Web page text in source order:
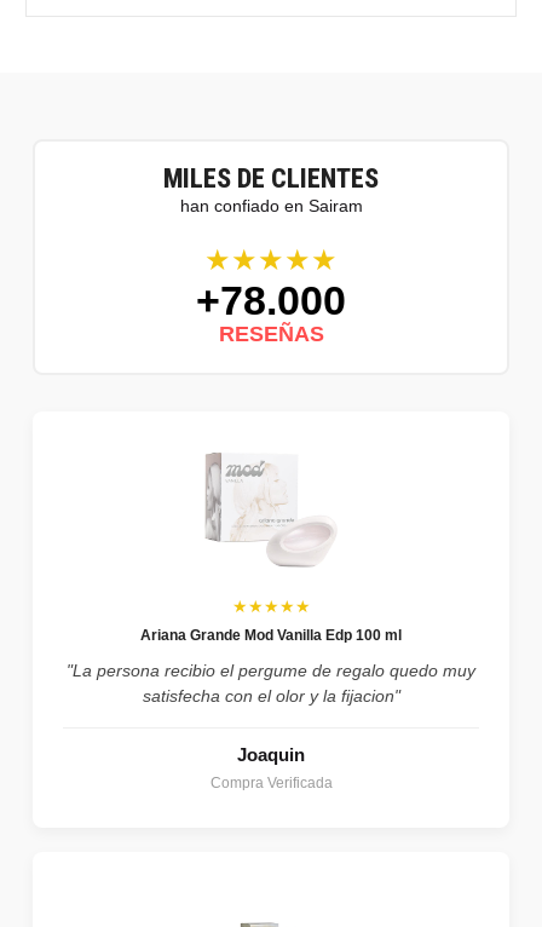
MILES DE CLIENTES
han confiado en Sairam
★★★★★
+78.000
RESEÑAS
★★★★★
Ariana Grande Mod Vanilla Edp 100 ml
"La persona recibio el pergume de regalo quedo muy
satisfecha con el olor y la fijacion"
Joaquin
Compra Verificada